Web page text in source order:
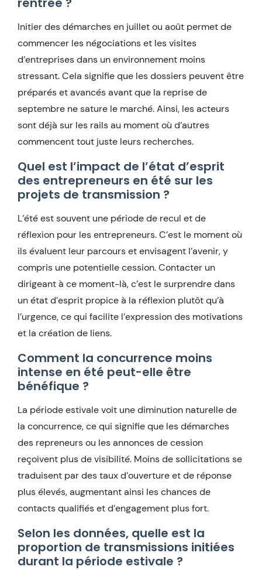
Initier des démarches en juillet ou août permet de
commencer les négociations et les visites
d’entreprises dans un environnement moins
stressant. Cela signifie que les dossiers peuvent être
préparés et avancés avant que la reprise de
septembre ne sature le marché. Ainsi, les acteurs
sont déjà sur les rails au moment où d’autres
commencent tout juste leurs recherches.
Quel est l’impact de l’état d’esprit
des entrepreneurs en été sur les
projets de transmission ?
L’été est souvent une période de recul et de
réflexion pour les entrepreneurs. C’est le moment où
ils évaluent leur parcours et envisagent l’avenir, y
compris une potentielle cession. Contacter un
dirigeant à ce moment-là, c’est le surprendre dans
un état d’esprit propice à la réflexion plutôt qu’à
l’urgence, ce qui facilite l’expression des motivations
et la création de liens.
Comment la concurrence moins
intense en été peut-elle être
bénéfique ?
La période estivale voit une diminution naturelle de
la concurrence, ce qui signifie que les démarches
des repreneurs ou les annonces de cession
reçoivent plus de visibilité. Moins de sollicitations se
traduisent par des taux d’ouverture et de réponse
plus élevés, augmentant ainsi les chances de
contacts qualifiés et d’engagement plus fort.
Selon les données, quelle est la
proportion de transmissions initiées
durant la période estivale ?